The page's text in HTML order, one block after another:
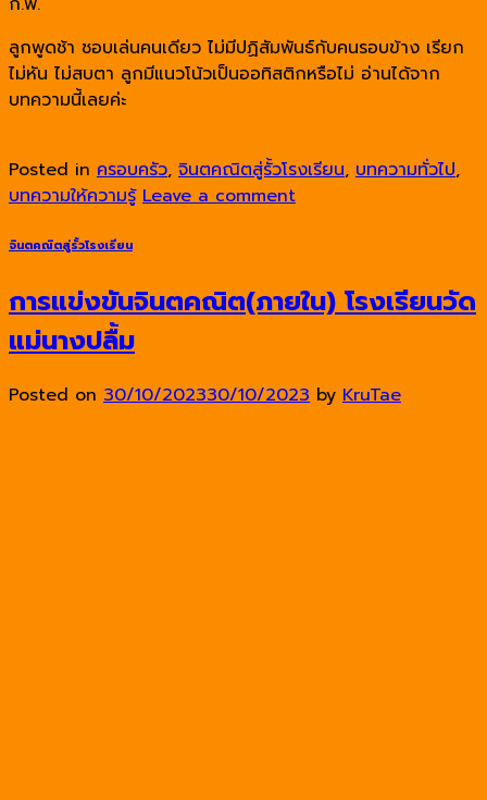
ลูกพูดช้า ชอบเล่นคนเดียว ไม่มีปฏิสัมพันธ์กับคนรอบข้าง เรียก
ไม่หัน ไม่สบตา ลูกมีแนวโน้วเป็นออทิสติกหรือไม่ อ่านได้จาก
บทความนี้เลยค่ะ
Posted in ครอบครัว, จินตคณิตสู่รั้วโรงเรียน, บทความทั่วไป,
บทความให้ความรู้ Leave a comment
จินตคณิตสู่รั้วโรงเรียน
การแข่งขันจินตคณิต(ภายใน) โรงเรียนวัด
แม่นางปลื้ม
Posted on 30/10/202330/10/2023 by KruTae